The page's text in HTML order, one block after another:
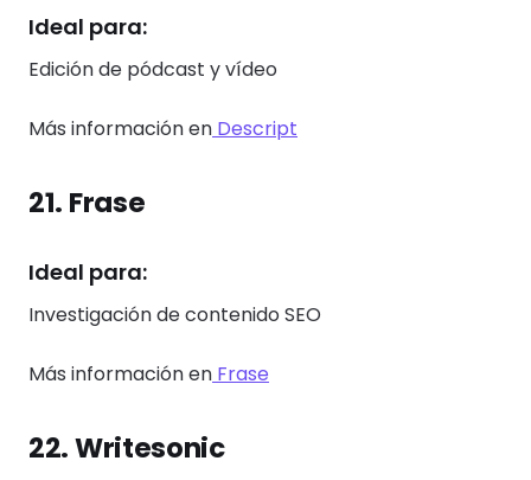
Ideal para:
Edición de pódcast y vídeo
Más información en Descript
21. Frase
Ideal para:
Investigación de contenido SEO
Más información en Frase
22. Writesonic